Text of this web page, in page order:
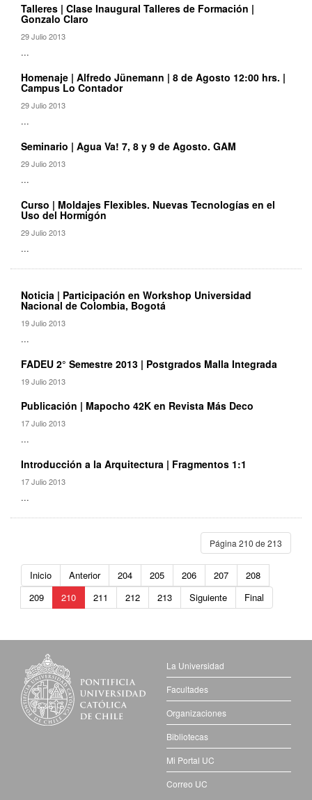
Talleres | Clase Inaugural Talleres de Formación |
Gonzalo Claro
29 Julio 2013
...
Homenaje | Alfredo Jünemann | 8 de Agosto 12:00 hrs. |
Campus Lo Contador
29 Julio 2013
...
Seminario | Agua Va! 7, 8 y 9 de Agosto. GAM
29 Julio 2013
...
Curso | Moldajes Flexibles. Nuevas Tecnologías en el
Uso del Hormigón
29 Julio 2013
...
Noticia | Participación en Workshop Universidad
Nacional de Colombia, Bogotá
19 Julio 2013
...
FADEU 2° Semestre 2013 | Postgrados Malla Integrada
19 Julio 2013
Publicación | Mapocho 42K en Revista Más Deco
17 Julio 2013
...
Introducción a la Arquitectura | Fragmentos 1:1
17 Julio 2013
...
Página 210 de 213
Inicio Anterior 204 205 206 207
208
209
210 211 212 213 Siguiente Final
La Universidad
Facultades
Organizaciones
Bibliotecas
Mi Portal UC
Correo UC